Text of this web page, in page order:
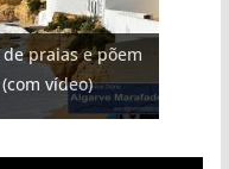
praias e põem
vídeo)
do
vídeo)
que cresceu
Nova rota
de 108
de dois